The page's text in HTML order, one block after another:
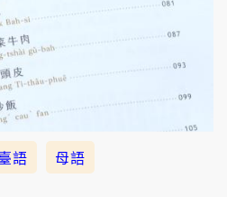
語 母語